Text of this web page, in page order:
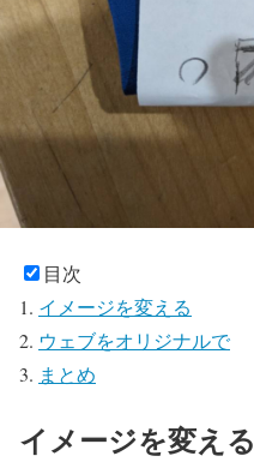
目次
イメージを変える
ウェブをオリジナルで
まとめ
イメージを変える